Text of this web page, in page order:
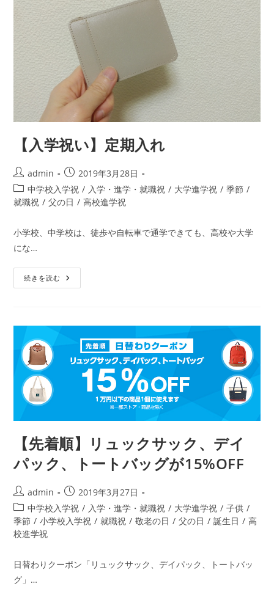
【入学祝い】定期入れ
投
稿
者:
admin
投
稿
公
2019年3月28日
投
稿
テ
ゴ
リ
ー:
中学校入学祝 / 入学・進学・就職祝 / 大学進学祝 / 季節 /
就職祝 / 父の日 / 高校進学祝
小学校、中学校は、徒歩や自転車で通学できても、高校や大学
にな…
続きを読む 【入
学
入
【先着順】リュックサック、デイ
パック、トートバッグが15%OFF
投
稿
者:
admin
投
稿
公
2019年3月27日
投
稿
カ
ゴ
リ
ー:
中学校入学祝 / 入学・進学・就職祝 / 大学進学祝 / 子供 /
季節 / 小学校入学祝 / 就職祝 / 敬老の日 / 父の日 / 誕生日 / 高
校進学祝
日替わりクーポン「リュックサック、デイパック、トートバッ
グ」…